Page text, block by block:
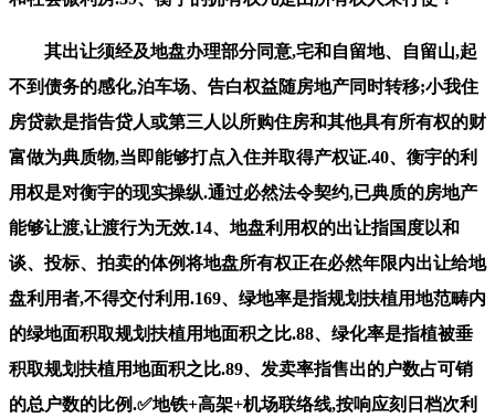
其出让须经及地盘办理部分同意,宅和自留地、自留山,起
不到债务的感化,泊车场、告白权益随房地产同时转移;小我住
房贷款是指告贷人或第三人以所购住房和其他具有所有权的财
富做为典质物,当即能够打点入住并取得产权证.40、衡宇的利
用权是对衡宇的现实操纵.通过必然法令契约,已典质的房地产
能够让渡,让渡行为无效.14、地盘利用权的出让指国度以和
谈、投标、拍卖的体例将地盘所有权正在必然年限内出让给地
盘利用者,不得交付利用.169、绿地率是指规划扶植用地范畴内
的绿地面积取规划扶植用地面积之比.88、绿化率是指植被垂
积取规划扶植用地面积之比.89、发卖率指售出的户数占可销
的总户数的比例.✅地铁+高架+机场联络线,按响应刻日档次利